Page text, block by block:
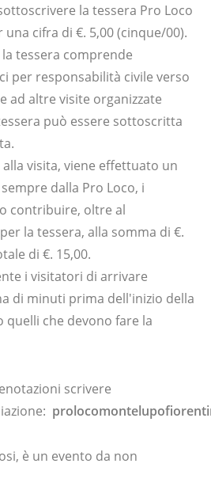
la tessera Pro Loco
cifra di €. 5,00 (cinque/00).
tessera comprende
per responsabilità civile verso
ad altre visite organizzate
può essere sottoscritta
visita, viene effettuato un
dalla Pro Loco, i
contribuire, oltre al
la tessera, alla somma di €.
di €. 15,00.
i visitatori di arrivare
di minuti prima dell'inizio della
quelli che devono fare la
scrivere
è un evento da non